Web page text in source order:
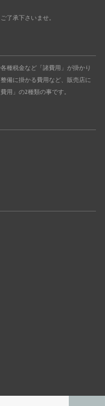
了承下さいませ。
種税金など「諸費用」が掛かり
備に掛かる費用など、販売店に
用」の2種類の事です。